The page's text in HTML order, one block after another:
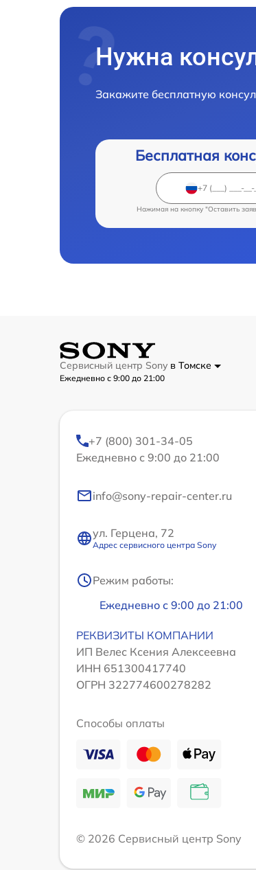
Нужна
Закажите бесплатную
Бесплатная
Нажимая на кнопку "Оставить
Сервисный центр Sony в Томске
Ежедневно с 9:00 до 21:00
+7 (800) 301-34-05
Ежедневно с 9:00 до 21:00
info@sony-repair-center.ru
ул. Герцена, 72
Адрес сервисного центра Sony
Режим работы:
Ежедневно с 9:00 до 21:00
РЕКВИЗИТЫ КОМПАНИИ
ИП Велес Ксения Алексеевна
ИНН 651300417740
ОГРН 322774600278282
Способы оплаты
© 2026 Сервисный центр Sony